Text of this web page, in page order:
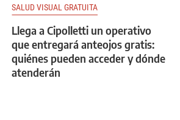
SALUD VISUAL GRATUITA
Llega a Cipolletti un operativo
que entregará anteojos gratis:
quiénes pueden acceder y dónde
atenderán